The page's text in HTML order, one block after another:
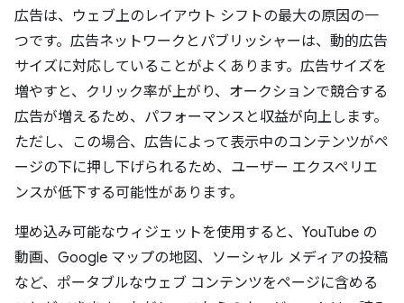
広告は、ウェブ上のレイアウト シフトの最大の原因の一
つです。広告ネットワークとパブリッシャーは、動的広告
サイズに対応していることがよくあります。広告サイズを
増やすと、クリック率が上がり、オークションで競合する
広告が増えるため、パフォーマンスと収益が向上します。
ただし、この場合、広告によって表示中のコンテンツがペ
ージの下に押し下げられるため、ユーザー エクスペリエ
ンスが低下する可能性があります。
埋め込み可能なウィジェットを使用すると、YouTube の
動画、Google マップの地図、ソーシャル メディアの投稿
など、ポータブルなウェブ コンテンツをページに含める